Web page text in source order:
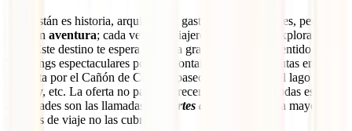
Kazajistán es historia, arquitectura, gastronomía y paisajes, pero
también aventura; cada vez más viajeros se animan a explorar ese
lado. Este destino te espera con una gran oferta en ese sentido.
Trekkings espectaculares por las montañas Tian Shan, rutas en
bicicleta por el Cañón de Charyn, paseos en barco por el lago
Kaindy, etc. La oferta no para de crecer año tras año. Todas estas
actividades son las llamadas “
deportes de aventura
” y la mayoría de
seguros de viaje no las cubren.